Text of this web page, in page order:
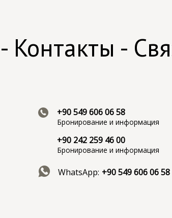
Контакты -
+90 549 606 06 58
Бронирование и информация
+90 242 259 46 00
Бронирование и информация
WhatsApp: +90 549 606 06 58